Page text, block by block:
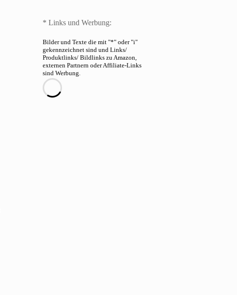
* Links und Werbung:
Bilder und Texte die mit "*" oder "i"
gekennzeichnet sind und Links/
Produktlinks/ Bildlinks zu Amazon,
externen Partnern oder Affiliate-Links
sind Werbung.